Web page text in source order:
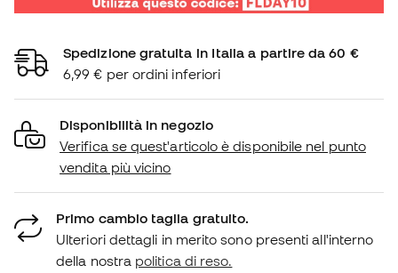
Spedizione gratuita in Italia a partire da 60 €
6,99 € per ordini inferiori
Disponibilità in negozio
Verifica se quest'articolo è disponibile nel punto
vendita più vicino
Primo cambio taglia gratuito.
Ulteriori dettagli in merito sono presenti all'interno
della nostra politica di reso.